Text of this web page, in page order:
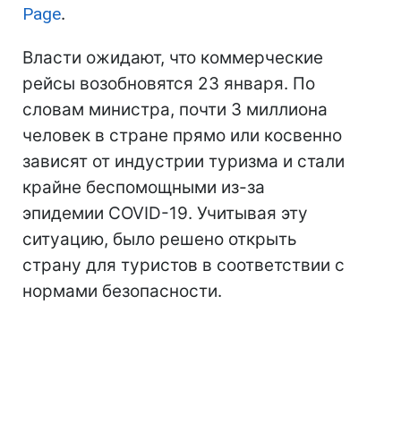
Page.
Власти ожидают, что коммерческие
рейсы возобновятся 23 января. По
словам министра, почти 3 миллиона
человек в стране прямо или косвенно
зависят от индустрии туризма и стали
крайне беспомощными из-за
эпидемии COVID-19. Учитывая эту
ситуацию, было решено открыть
страну для туристов в соответствии с
нормами безопасности.